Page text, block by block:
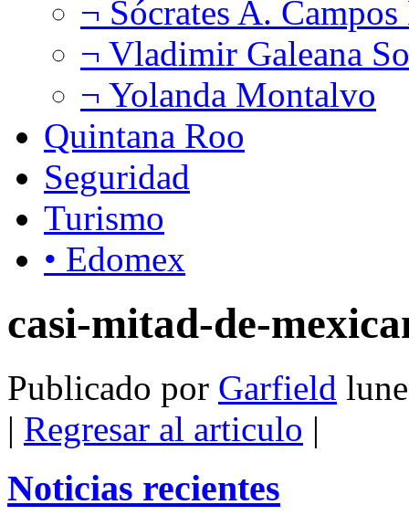
¬ Sócrates A.
¬ Vladimir Galeana
¬ Yolanda Montalvo
Quintana Roo
Seguridad
Turismo
• Edomex
casi-mitad-de-
Publicado por Garfield
| Regresar al articulo |
Noticias recientes